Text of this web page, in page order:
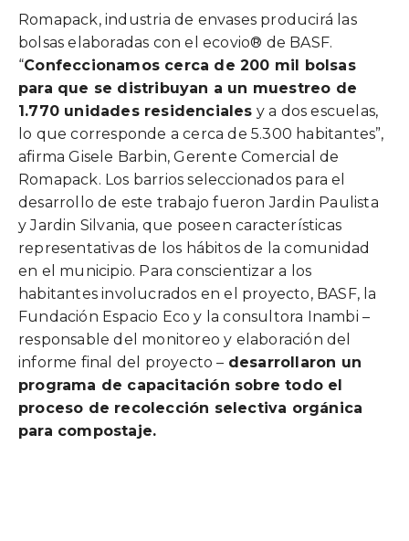
Romapack, industria de envases producirá las
bolsas elaboradas con el ecovio® de BASF.
“Confeccionamos cerca de 200 mil bolsas
para que se distribuyan a un muestreo de
1.770 unidades residenciales y a dos escuelas,
lo que corresponde a cerca de 5.300 habitantes”,
afirma Gisele Barbin, Gerente Comercial de
Romapack. Los barrios seleccionados para el
desarrollo de este trabajo fueron Jardin Paulista
y Jardin Silvania, que poseen características
representativas de los hábitos de la comunidad
en el municipio. Para conscientizar a los
habitantes involucrados en el proyecto, BASF, la
Fundación Espacio Eco y la consultora Inambi –
responsable del monitoreo y elaboración del
informe final del proyecto – desarrollaron un
programa de capacitación sobre todo el
proceso de recolección selectiva orgánica
para compostaje.